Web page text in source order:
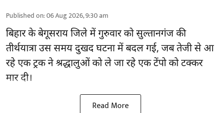
Published on:06 Aug 2026, 9:30 am
बिहारके बेगूसराय जिले में गुरुवार को सुल्तानगंज की
तीर्थयात्रा उस समय दुखद घटना में बदल गई, जब तेजी से आ
रहे एक ट्रक ने श्रद्धालुओं को ले जा रहे एक टेंपो को टक्कर
मार दी।
Read More